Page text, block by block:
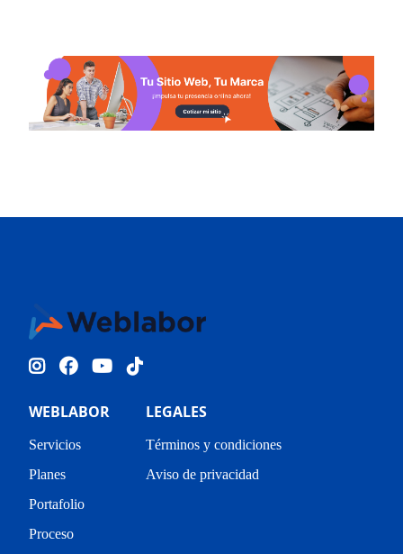
WEBLABOR
Servicios
Planes
Portafolio
Proceso
LEGALES
Términos y condiciones
Aviso de privacidad